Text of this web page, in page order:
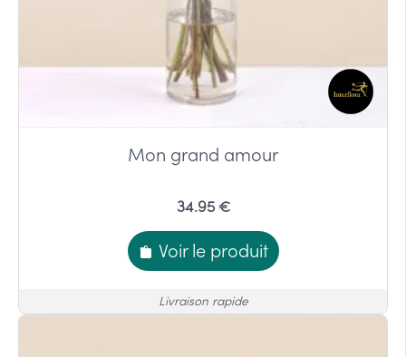
Mon grand amour
34.95 €
Voir le produit
Livraison rapide